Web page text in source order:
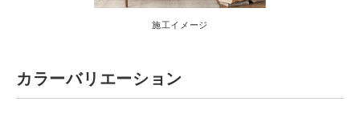
施工イメージ
カラーバリエーション